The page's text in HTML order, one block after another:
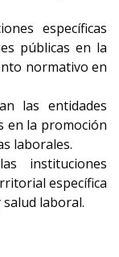
específicas
públicas en la
normativo en
las entidades
en la promoción
laborales.
instituciones
específica
laboral.